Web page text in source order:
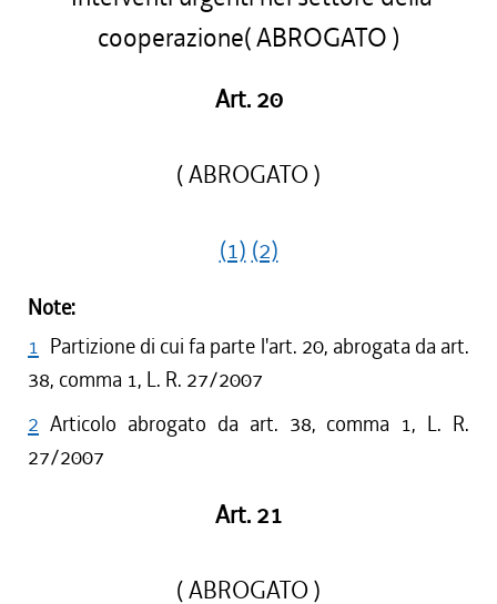
cooperazione( ABROGATO )
Art. 20
( ABROGATO )
(1) (2)
Note:
1 Partizione di cui fa parte l'art. 20, abrogata da art.
38, comma 1, L. R. 27/2007
2 Articolo abrogato da art. 38, comma 1, L. R.
27/2007
Art. 21
( ABROGATO )